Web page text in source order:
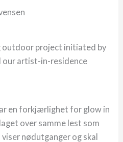
outdoor project initiated by
our artist-in-residence
en forkjærlighet for glow in
over samme lest som
nødutganger og skal